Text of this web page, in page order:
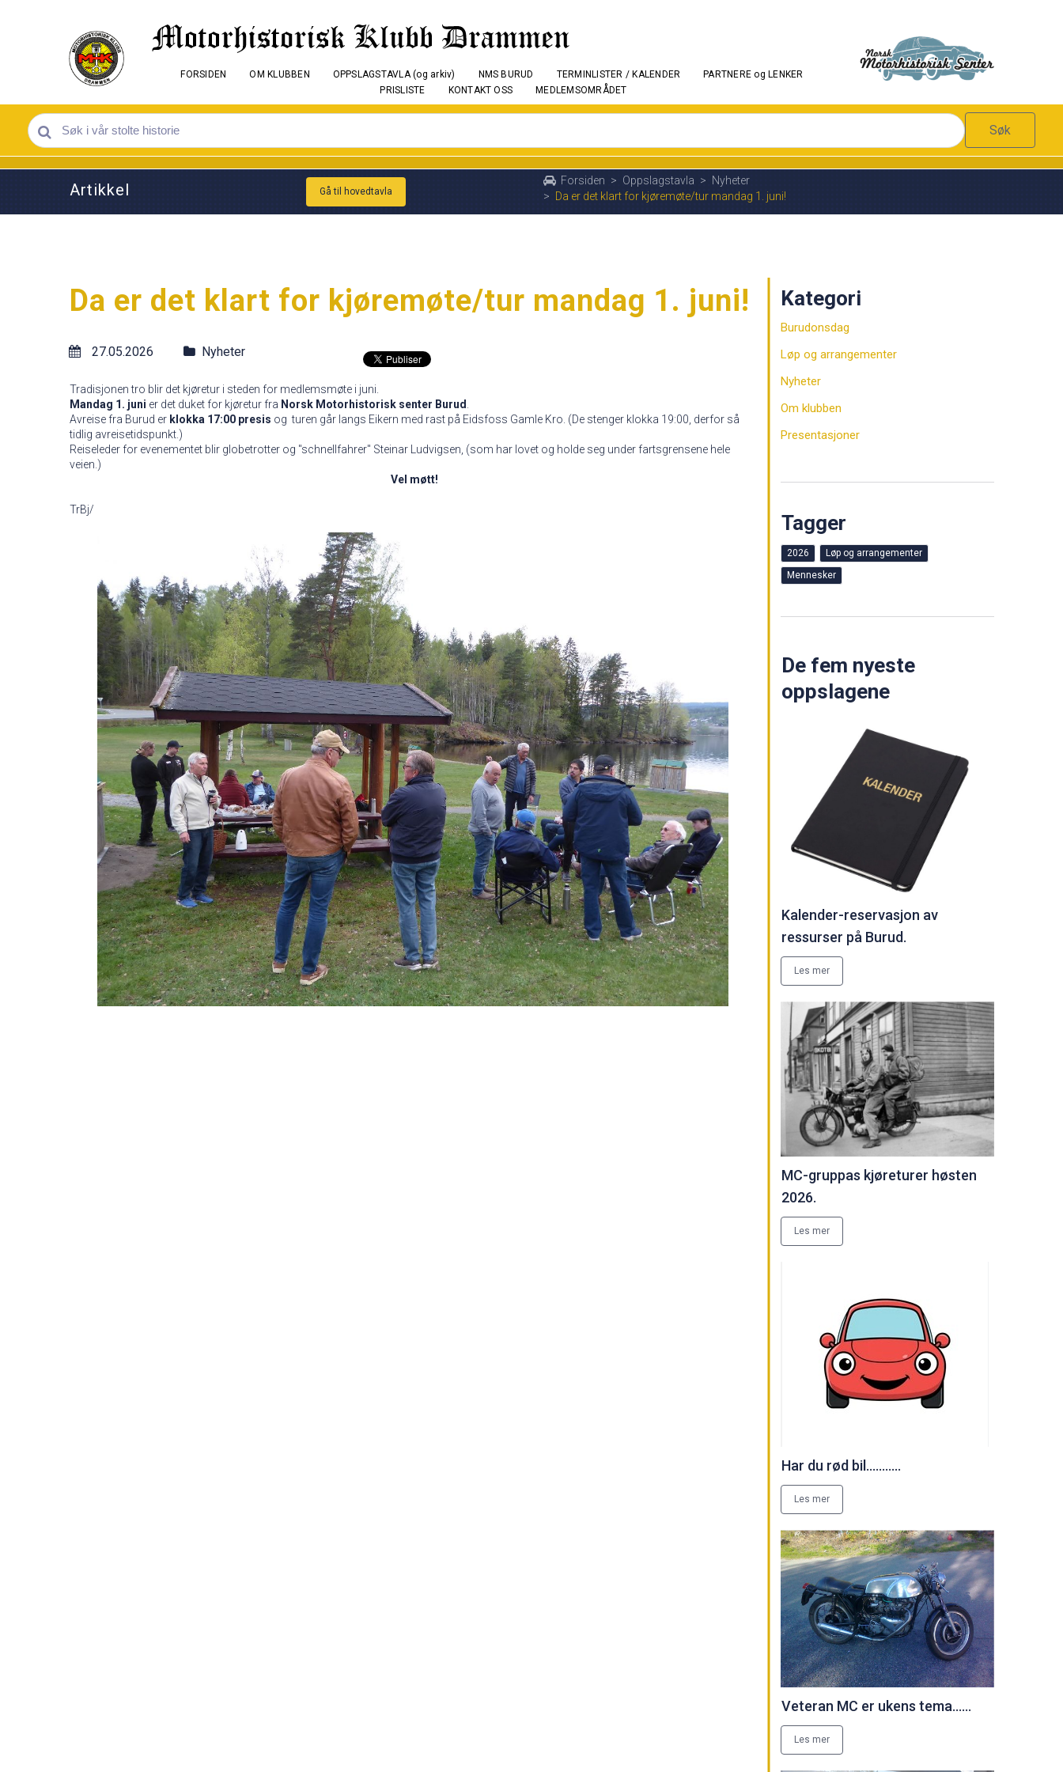
FORSIDEN OM KLUBBEN OPPSLAGSTAVLA (og arkiv) NMS BURUD TERMINLISTER / KALENDER
PARTNERE og LENKER
PRISLISTE
KONTAKT OSS MEDLEMSOMRÅDET
Søk
Artikkel Gå til hovedtavla
Forsiden > Oppslagstavla >
Nyheter
> Da er det klart for kjøremøte/tur mandag 1. juni!
Da er det klart for kjøremøte/tur mandag 1. juni!
27.05.2026 Nyheter
Tradisjonen tro blir det kjøretur i steden for medlemsmøte i juni.
Mandag 1. juni er det duket for kjøretur fra Norsk Motorhistorisk senter Burud
Avreise fra Burud er klokka 17:00 presis og turen går langs Eikern med rast på Eidsfoss Gamle Kro. (De stenger klokka 19:00, derfor så
tidlig avreisetidspunkt.)
Reiseleder for evenementet blir globetrotter og "schnellfahrer" Steinar Ludvigsen, (som har lovet og holde seg under fartsgrensene hele
veien.)
Vel møtt!
TrBj/
Kategori
Burudonsdag
Løp og arrangementer
Nyheter
Om klubben
Presentasjoner
Tagger
2026
Løp og arrangementer
Mennesker
De fem nyeste
oppslagene
Kalender-reservasjon av
ressurser på Burud.
Les mer
MC-gruppas kjøreturer høsten
2026.
Les mer
Har du rød bil...........
Les mer
Veteran MC er ukens tema......
Les mer